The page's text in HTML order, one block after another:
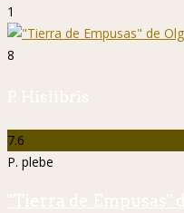
1
8
P. Hislibris
7.6
P. plebe
"Tierra de Empusas"